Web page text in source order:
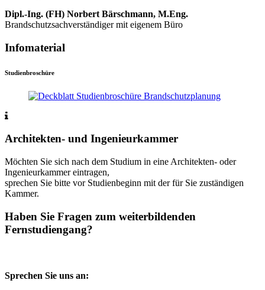
Dipl.-Ing. (FH) Norbert Bärschmann, M.Eng.
Brandschutzsachverständiger mit eigenem Büro
Infomaterial
Studienbroschüre
Architekten- und Ingenieurkammer
Möchten Sie sich nach dem Studium in eine Architekten- oder
Ingenieurkammer eintragen,
sprechen Sie bitte vor Studienbeginn mit der für Sie zuständigen
Kammer.
Haben Sie Fragen zum weiterbildenden
Fernstudiengang?
Sprechen Sie uns an: